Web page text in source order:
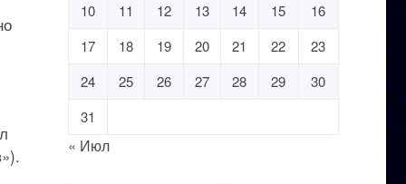
10
11 12 13 14 15
16
17
18 19 20 21 22
23
24
25 26 27 28 29
30
31
« Июл